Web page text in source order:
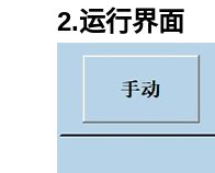
2.运行界面